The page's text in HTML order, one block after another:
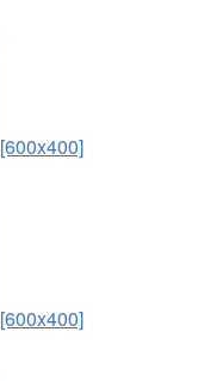
[600x400]
[600x400]